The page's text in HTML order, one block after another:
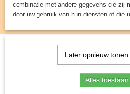
Inloggen Registreren
Spellen & Puzzels>
combinatie met andere gegevens die zij
door uw gebruik van hun diensten of die
Later opnieuw tonen
Alles toestaan